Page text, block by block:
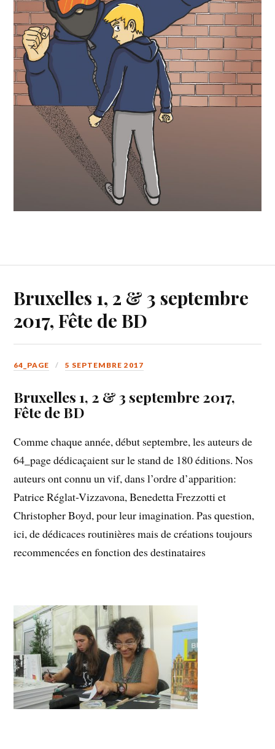
Bruxelles 1, 2 & 3 septembre
2017, Fête de BD
64_PAGE 5 SEPTEMBRE 2017
Bruxelles 1, 2 & 3 septembre 2017,
Fête de BD
Comme chaque année, début septembre, les auteurs de
64_page dédicaçaient sur le stand de 180 éditions. Nos
auteurs ont connu un vif, dans l’ordre d’apparition:
Patrice Réglat-Vizzavona, Benedetta Frezzotti et
Christopher Boyd, pour leur imagination. Pas question,
ici, de dédicaces routinières mais de créations toujours
recommencées en fonction des destinataires